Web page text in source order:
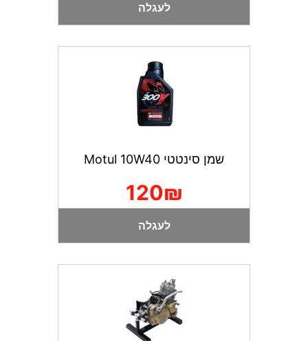
לעגלה
שמן סינטטי Motul 10W40
120₪
לעגלה